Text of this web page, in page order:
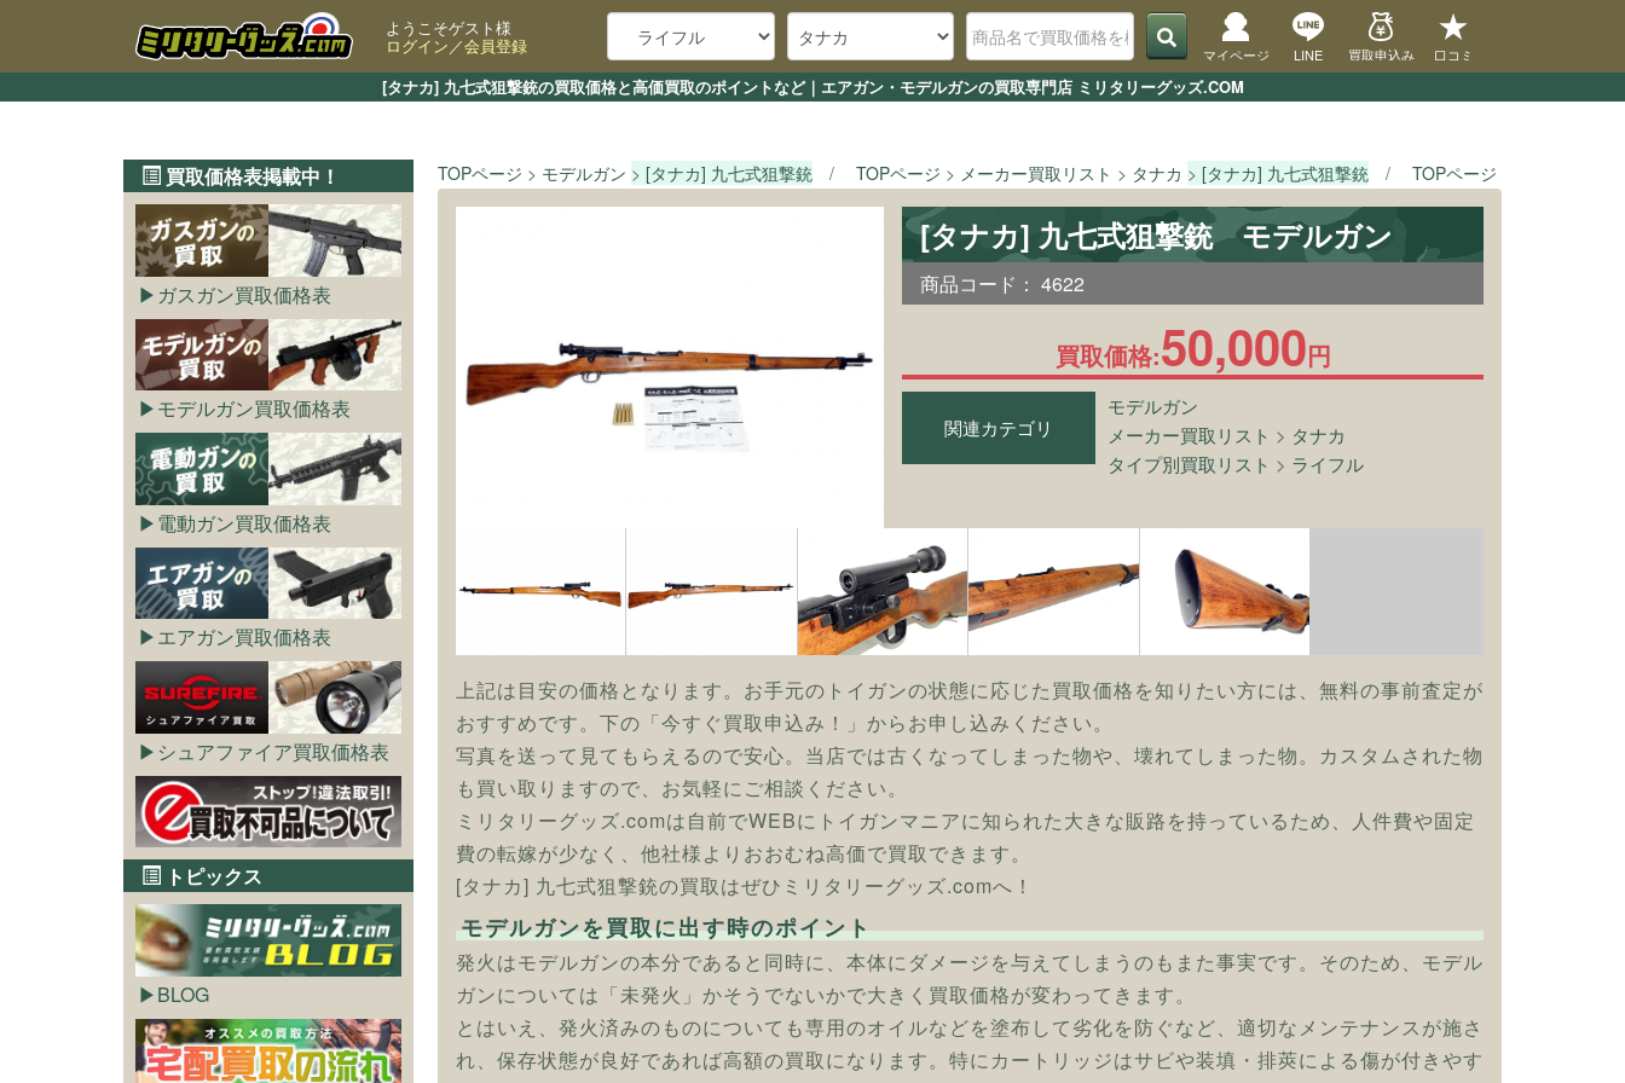
[タナカ] 九七式狙撃銃の買取価格と高価買取のポイントなど｜エアガン・モデルガンの買取専門店 ミリタリーグッズ.COM
ようこそゲスト様
ログイン／会員登録 マイページ LINE 買取申込み 口コミ
TOPページ モデルガン [タナカ] 九七式狙撃銃 TOPページ メーカー買取リスト タナカ [タナカ] 九七式狙撃銃 TOPページ
[タナカ] 九七式狙撃銃 モデルガン
商品コード： 4622
買取価格:50,000円
関連カテゴリ
モデルガン
メーカー買取リスト > タナカ
タイプ別買取リスト > ライフル
上記は目安の価格となります。お手元のトイガンの状態に応じた買取価格を知りたい方には、無料の事前査定が
おすすめです。下の「今すぐ買取申込み！」からお申し込みください。
写真を送って見てもらえるので安心。当店では古くなってしまった物や、壊れてしまった物。カスタムされた物
も買い取りますので、お気軽にご相談ください。
ミリタリーグッズ.comは自前でWEBにトイガンマニアに知られた大きな販路を持っているため、人件費や固定
費の転嫁が少なく、他社様よりおおむね高価で買取できます。
[タナカ] 九七式狙撃銃の買取はぜひミリタリーグッズ.comへ！
モデルガンを買取に出す時のポイント
発火はモデルガンの本分であると同時に、本体にダメージを与えてしまうのもまた事実です。そのため、モデル
ガンについては「未発火」かそうでないかで大きく買取価格が変わってきます。
とはいえ、発火済みのものについても専用のオイルなどを塗布して劣化を防ぐなど、適切なメンテナンスが施さ
れ、保存状態が良好であれば高額の買取になります。特にカートリッジはサビや装填・排莢による傷が付きやす
買取価格表掲載中！
ガスガン買取価格表
モデルガン買取価格表
電動ガン買取価格表
エアガン買取価格表
シュアファイア買取価格表
トピックス
BLOG